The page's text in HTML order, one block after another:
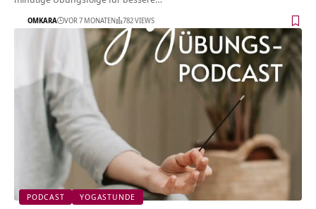
OMKARA VOR 7 MONATEN 782 VIEWS
PODCAST YOGASTUNDE